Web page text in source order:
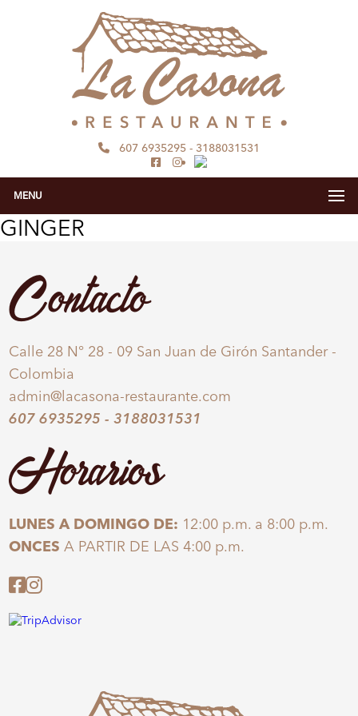
607 6935295 - 3188031531
MENU
GINGER
Contacto
Calle 28 N° 28 - 09 San Juan de Girón Santander -
Colombia
admin@lacasona-restaurante.com
607 6935295 -3188031531
Horarios
LUNES A DOMINGO DE: 12:00 p.m. a 8:00 p.m.
ONCES A PARTIR DE LAS 4:00 p.m.